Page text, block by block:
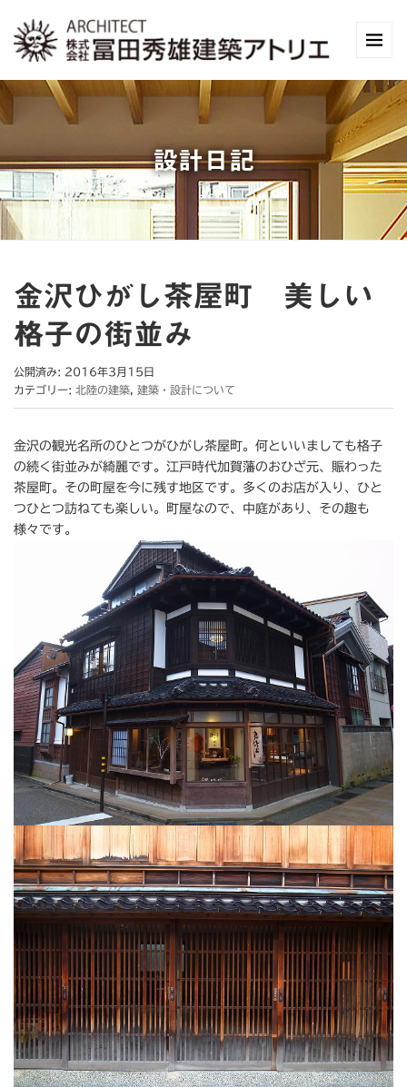
設計日記
金沢ひがし茶屋町 美しい
格子の街並み
公開済み: 2016年3月15日
カテゴリー: 北陸の建築 建築・設計について
金沢の観光名所のひとつがひがし茶屋町。何といいましても格子
の続く街並みが綺麗です。江戸時代加賀藩のおひざ元、賑わった
茶屋町。その町屋を今に残す地区です。多くのお店が入り、ひと
つひとつ訪ねても楽しい。町屋なので、中庭があり、その趣も
様々です。